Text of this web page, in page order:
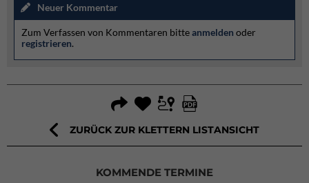
Neuer Kommentar
Zum Verfassen von Kommentaren bitteanmelden oder
registrieren.
ZURÜCK ZUR KLETTERN LISTANSICHT
KOMMENDE TERMINE